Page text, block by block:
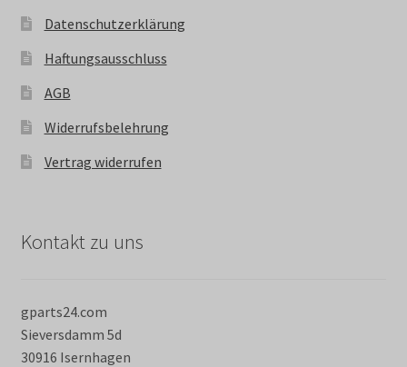
Datenschutzerklärung
Haftungsausschluss
AGB
Widerrufsbelehrung
Vertrag widerrufen
Kontakt zu uns
gparts24.com
Sieversdamm 5d
30916 Isernhagen